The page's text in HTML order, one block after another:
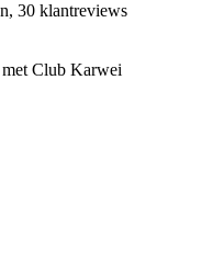
30 klantreviews
Club Karwei